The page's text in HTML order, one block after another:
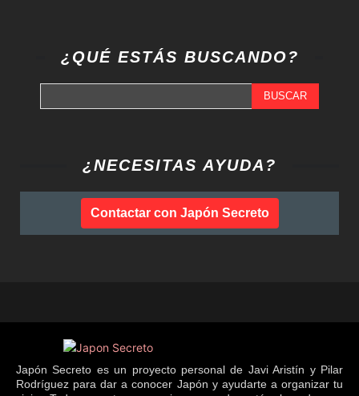
¿QUÉ ESTÁS BUSCANDO?
BUSCAR
¿NECESITAS AYUDA?
Contactar con Japón Secreto
Japón Secreto es un proyecto personal de Javi Aristín y Pilar
Rodríguez para dar a conocer Japón y ayudarte a organizar tu